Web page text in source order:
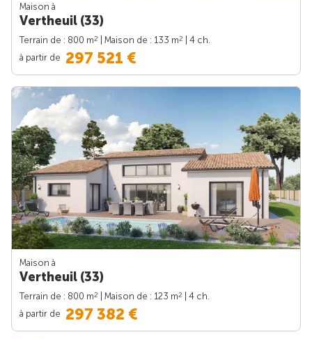
Maison à
Vertheuil (33)
Terrain de : 800 m2 | Maison de : 133 m2
| 4 ch.
à partir de 297 521 €
Maison à
Vertheuil (33)
Terrain de : 800 m2 | Maison de : 123 m2
| 4 ch.
à partir de 297 382 €